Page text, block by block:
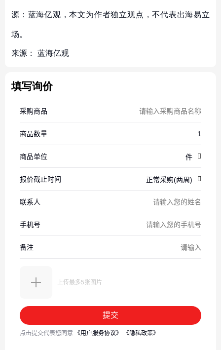
源：蓝海亿观，本文为作者独立观点，不代表出海易立
场。
来源： 蓝海亿观
填写询价